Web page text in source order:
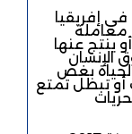
إفريقيا
عنها
بغض
تبطل تمتع